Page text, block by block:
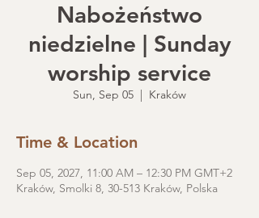
Nabożeństwo
niedzielne | Sunday
worship service
Sun, Sep 05
  |
Kraków
Time & Location
Sep 05, 2027, 11:00 AM – 12:30 PM GMT+2
Kraków, Smolki 8, 30-513 Kraków, Polska